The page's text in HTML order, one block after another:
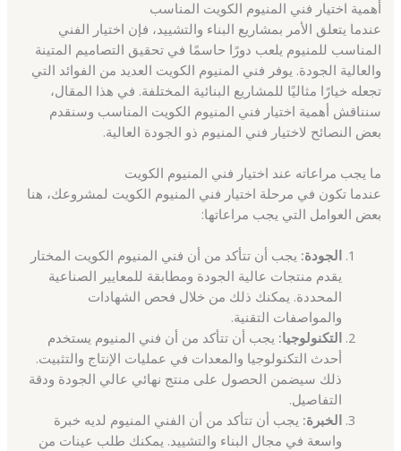
أهمية اختيار فني المنيوم الكويت المناسب
عندما يتعلق الأمر بمشاريع البناء والتشييد، فإن اختيار الفني
المناسب للمنيوم يلعب دورًا حاسمًا في تحقيق التصاميم المتينة
والعالية الجودة. يوفر فني المنيوم الكويت العديد من الفوائد التي
تجعله خيارًا مثاليًا للمشاريع البنائية المختلفة. في هذا المقال،
سنناقش أهمية اختيار فني المنيوم الكويت المناسب وسنقدم
بعض النصائح لاختيار فني المنيوم ذو الجودة العالية.
ما يجب مراعاته عند اختيار فني المنيوم الكويت
عندما تكون في مرحلة اختيار فني المنيوم الكويت لمشروعك، هنا
بعض العوامل التي يجب مراعاتها:
الجودة: يجب أن تتأكد من أن فني المنيوم الكويت المختار
يقدم منتجات عالية الجودة ومطابقة للمعايير الصناعية
المحددة. يمكنك ذلك من خلال فحص الشهادات
والمواصفات التقنية.
التكنولوجيا: يجب أن تتأكد من أن فني المنيوم يستخدم
أحدث التكنولوجيا والمعدات في عمليات الإنتاج والتثبيت.
ذلك سيضمن الحصول على منتج نهائي عالي الجودة ودقة
التفاصيل.
الخبرة: يجب أن تتأكد من أن الفني المنيوم لديه خبرة
واسعة في مجال البناء والتشييد. يمكنك طلب عينات من